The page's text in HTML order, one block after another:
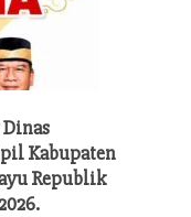
Kabupaten
Republik